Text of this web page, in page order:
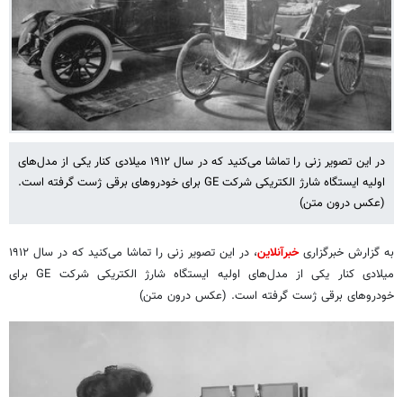
در این تصویر زنی را تماشا می‌کنید که در سال ۱۹۱۲ میلادی کنار یکی از مدل‌های
اولیه ایستگاه شارژ الکتریکی شرکت GE برای خودروهای برقی ژست گرفته است.
(عکس درون متن)
به گزارش خبرگزاریخبرآنلاین
، در این تصویر زنی را تماشا می‌کنید که در سال ۱۹۱۲
میلادی کنار یکی از مدل‌های اولیه ایستگاه شارژ الکتریکی شرکت GE برای
خودروهای برقی ژست گرفته است. (عکس درون متن)